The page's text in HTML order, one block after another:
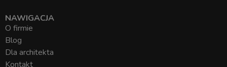
NAWIGACJA
O firmie
Blog
Dla architekta
Kontakt